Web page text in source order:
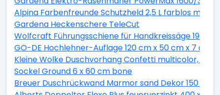
Alpina Farbenfreunde Schutzheld 2,5 L farblos matt
Gardena Heckenschere TeleCut
Wolfcraft Führungsschiene für Handkreissäge 190 x
GO-DE Hochlehner-Auflage 120 cm x 50 cm x 7 cm,
Kleine Wolke Duschvorhang Confetti multicolor, 180
Sockel Ground 6 x 60 cm bone
Breuer Duschrückwand Marmor sand Dekor 150 x